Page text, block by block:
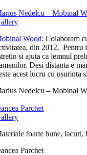
Nedelcu – Mobinal
Wood: Colaboram
din 2012. Pentru
si ajuta ca lemnul
Desi distanta e
acest lucru cu usurinta
Nedelcu – Mobinal
Parchet
foarte bune, lacuri,
Parchet